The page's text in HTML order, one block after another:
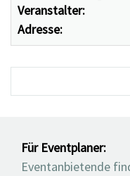
Veranstalter:
Adresse:
Für Eventplaner:
Eventanbietende